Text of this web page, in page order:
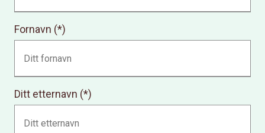
Fornavn
Ditt etternavn